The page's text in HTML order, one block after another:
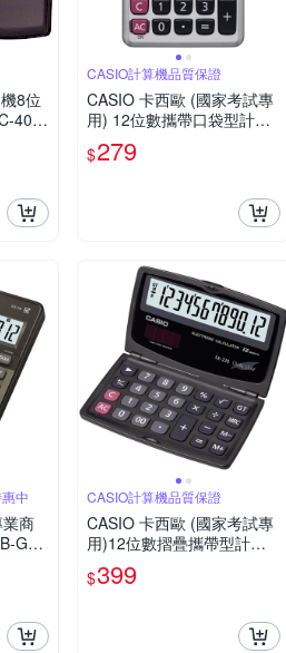
401L
CASIO計算機品質保證
CASIO 卡西歐 (國家考試專
用) 12位數攜帶口袋型計算
機SX-320P
$279
中
商
GD-
CASIO計算機品質保證
CASIO 卡西歐 (國家考試專
用)12位數摺疊攜帶型計算
機SX-220
$399